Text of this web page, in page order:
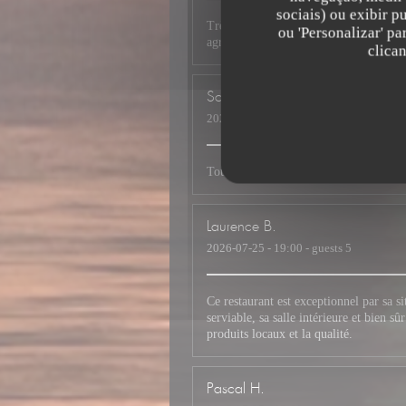
sociais) ou exibir
ou 'Personalizar'
Très bonne cuisine exotique dans ce
agréable et super sympathique . Je
Sophie
2026-07-26
Toujours un plaisir pour les papilles.
Laurence B
2026-07-25 - 19:00 - guests 5
Ce restaurant est exceptionnel par sa
serviable, sa salle intérieure et bien
produits locaux et la qualité.
Pascal H